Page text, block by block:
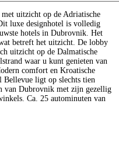
uitzicht op de Adriatische
luxe designhotel is volledig
hotels in Dubrovnik. Het
betreft het uitzicht. De lobby
uitzicht op de Dalmatische
waar u kunt genieten van
comfort en Kroatische
Bellevue ligt op slechts tien
van Dubrovnik met zijn gezellig
Ca. 25 autominuten van